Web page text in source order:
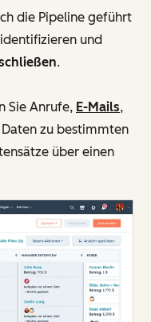
die Pipeline geführt
und
.
Sie Anrufe, E-Mails,
zu bestimmten
über einen